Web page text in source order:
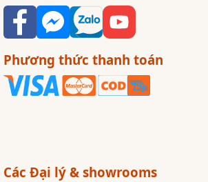
Phương thức thanh toán
Các Đại lý & showrooms